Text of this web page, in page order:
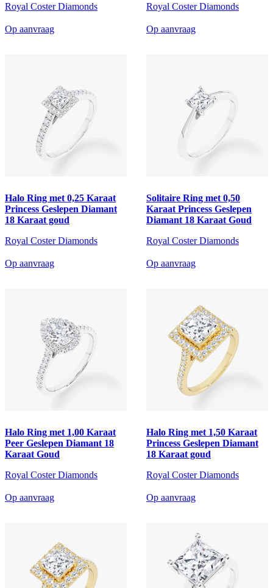
Royal Coster Diamonds
Op aanvraag
Royal Coster Diamonds
Op aanvraag
Halo Ring met 0,25 Karaat
Princess Geslepen Diamant
18 Karaat goud
Royal Coster Diamonds
Op aanvraag
Solitaire Ring met 0,50
Karaat Princess Geslepen
Diamant 18 Karaat Goud
Royal Coster Diamonds
Op aanvraag
Halo Ring met 1,00 Karaat
Peer Geslepen Diamant 18
Karaat Goud
Royal Coster Diamonds
Op aanvraag
Halo Ring met 1,50 Karaat
Princess Geslepen Diamant
18 Karaat goud
Royal Coster Diamonds
Op aanvraag